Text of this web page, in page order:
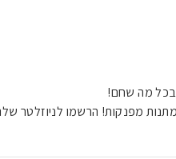
בכל מה שחם!
מפנקות! הרשמו לניוזלטר